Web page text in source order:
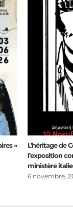
»
L’héritage de
l’exposition
ministère
6 novembre,